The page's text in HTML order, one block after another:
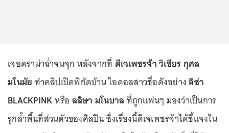
เจอดราม่าฉ่ำจนจุก หลังจากที่ ดีเจเพชรจ้า วิเชียร กุศล
มโนมัย ทำคลิปเปิดพิกัดบ้าน ไอดอลสาวชื่อดังอย่างลิซ่า
BLACKPINKหรือ ลลิษา มโนบาล ที่ถูกแฟนๆ มองว่าเป็นการ
รุกล้ำพื้นที่ส่วนตัวของศิลปิน ซึ่งเรื่องนี้ดีเจเพชรจ้าได้ชี้แจงใน